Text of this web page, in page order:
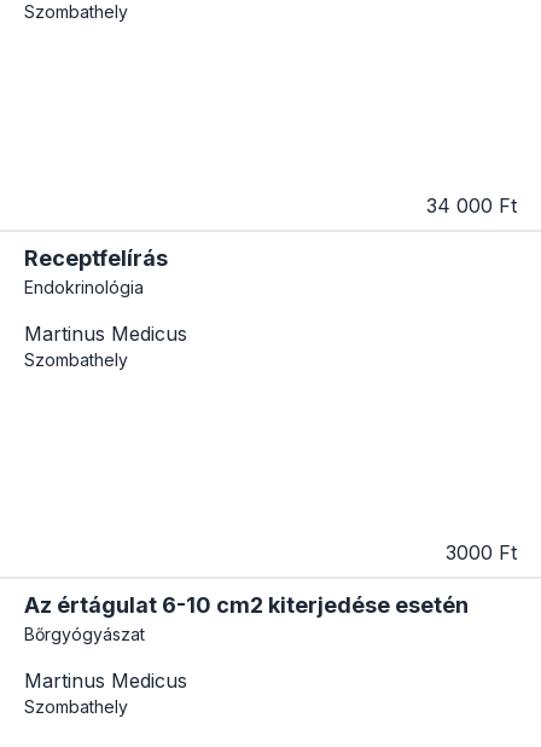
Szombathely
34 000 Ft
Receptfelírás
Endokrinológia
Martinus Medicus
Szombathely
3000 Ft
Az értágulat 6-10 cm2 kiterjedése esetén
Bőrgyógyászat
Martinus Medicus
Szombathely